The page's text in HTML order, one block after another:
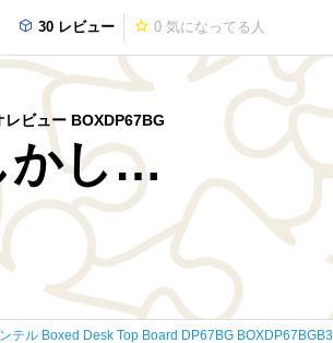
30 レビュー 0 気になってる人
ビュー BOXDP67BG
かし…
テル Boxed Desk Top Board DP67BG BOXDP67BGB3